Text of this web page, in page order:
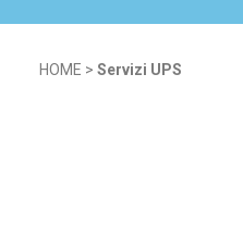
HOME > Servizi UPS